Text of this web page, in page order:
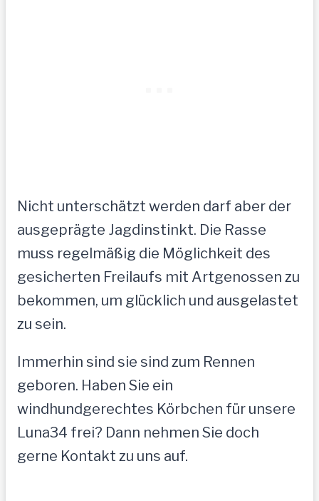
Nicht unterschätzt werden darf aber der
ausgeprägte Jagdinstinkt. Die Rasse
muss regelmäßig die Möglichkeit des
gesicherten Freilaufs mit Artgenossen zu
bekommen, um glücklich und ausgelastet
zu sein.
Immerhin sind sie sind zum Rennen
geboren. Haben Sie ein
windhundgerechtes Körbchen für unsere
Luna34 frei? Dann nehmen Sie doch
gerne Kontakt zu uns auf.